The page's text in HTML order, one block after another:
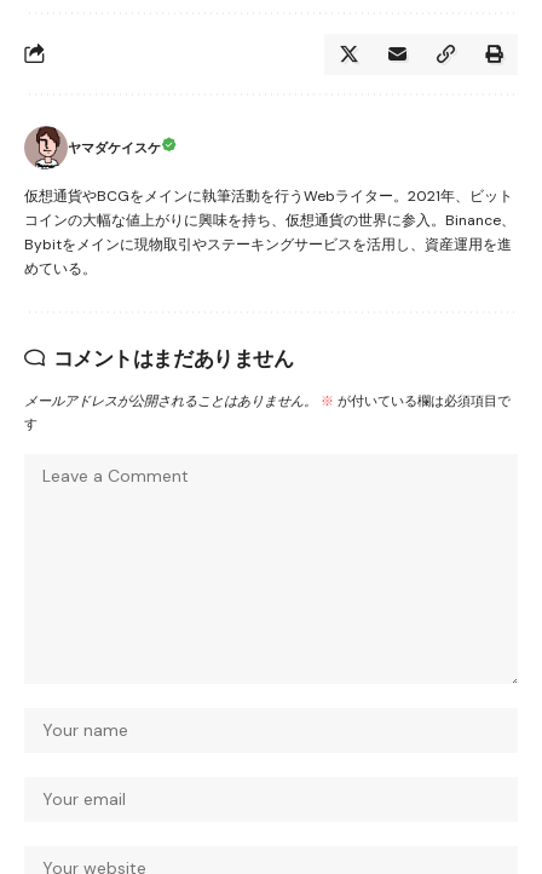
ヤマダケイスケ
仮想通貨やBCGをメインに執筆活動を行うWebライター。2021年、ビット
コインの大幅な値上がりに興味を持ち、仮想通貨の世界に参入。Binance、
Bybitをメインに現物取引やステーキングサービスを活用し、資産運用を進
めている。
コメントはまだありません
メールアドレスが公開されることはありません。 ※ が付いている欄は必須項目で
す